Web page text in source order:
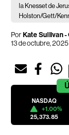
la Knesset de
Holston/Gett/
PorKate Sullivan
13 de octubre, 2025
NASDAQ
+1.00%
25,373.85